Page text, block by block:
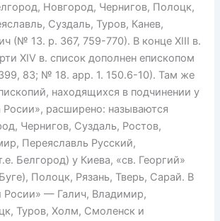
Новгород, Чернигов, Полоцк,
Суздаль, Туров, Канев,
(№ 13. р. 367, 759-770). В конце XIII в.
XIV в. список дополнен епископом
83; № 18. арр. 1. 150.6-10). Там же
находящихся в подчинении у
Росии», расширено: называются
Чернигов, Суздаль, Ростов,
Переяславль Русский,
Белгород) у Киева, «св. Георгий»
Полоцк, Рязань, Тверь, Сарай. В
Росии» — Галич, Владимир,
Туров, Холм, Смоленск и